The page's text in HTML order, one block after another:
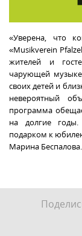
«Уверена, что
«Musikverein
жителей и
чарующей
своих детей и
невероятный
программа
на долгие
подарком к
Марина Беспалова.